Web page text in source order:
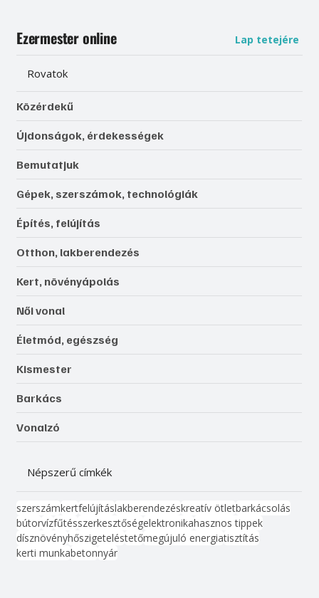
Ezermester online Lap tetejére
Rovatok
Közérdekű
Újdonságok, érdekességek
Bemutatjuk
Gépek, szerszámok, technológiák
Építés, felújítás
Otthon, lakberendezés
Kert, növényápolás
Női vonal
Életmód, egészség
Kismester
Barkács
Vonalzó
Népszerű címkék
szerszámkertfelújításlakberendezéskreatív ötletbarkácsolás
bútorvízfűtésszerkesztőségelektronikahasznos tippek
dísznövényhőszigeteléstetőmegújuló energiatisztítás
kerti munkabetonnyár